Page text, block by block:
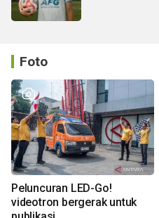
Foto
Peluncuran LED-Go!
videotron bergerak untuk